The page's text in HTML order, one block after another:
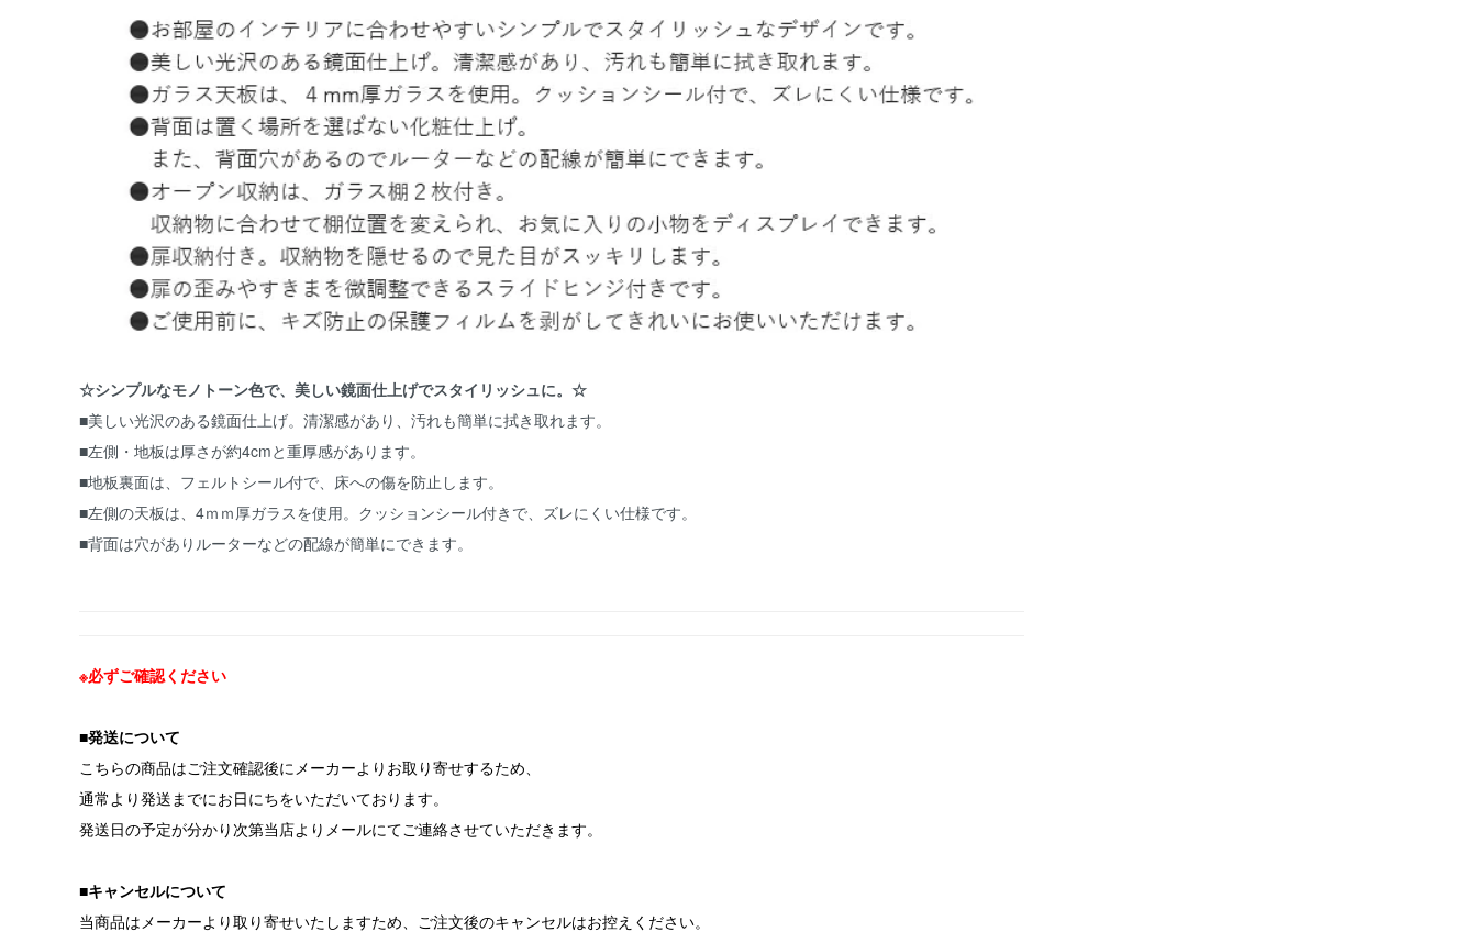
☆シンプルなモノトーン色で、美しい鏡面仕上げでスタイリッシュに。☆
■美しい光沢のある鏡面仕上げ。清潔感があり、汚れも簡単に拭き取れます。
■左側・地板は厚さが約4cmと重厚感があります。
■地板裏面は、フェルトシール付で、床への傷を防止します。
■左側の天板は、4ｍｍ厚ガラスを使用。クッションシール付きで、ズレにくい仕様です。
■背面は穴がありルーターなどの配線が簡単にできます。
※必ずご確認ください
■発送について
こちらの商品はご注文確認後にメーカーよりお取り寄せするため、
通常より発送までにお日にちをいただいております。
発送日の予定が分かり次第当店よりメールにてご連絡させていただきます。
■キャンセルについて
当商品はメーカーより取り寄せいたしますため、ご注文後のキャンセルはお控えください。